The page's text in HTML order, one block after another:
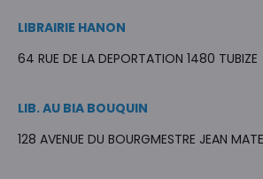
LIBRAIRIE HANON
64 RUE DE LA DEPORTATION 1480 TUBIZE
LIB. AU BIA BOUQUIN
128 AVENUE DU BOURGMESTRE JEAN